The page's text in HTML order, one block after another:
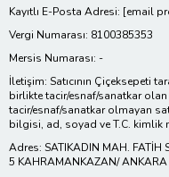
Kayıtlı E-Posta Adresi: [email
Vergi Numarası: 8100385353
Mersis Numarası: -
İletişim: Satıcının Çiçeksepeti
birlikte tacir/esnaf/sanatkar olan
tacir/esnaf/sanatkar olmayan
bilgisi, ad, soyad ve T.C. kimlik
Adres: SATIKADIN MAH. FATİH
5 KAHRAMANKAZAN/